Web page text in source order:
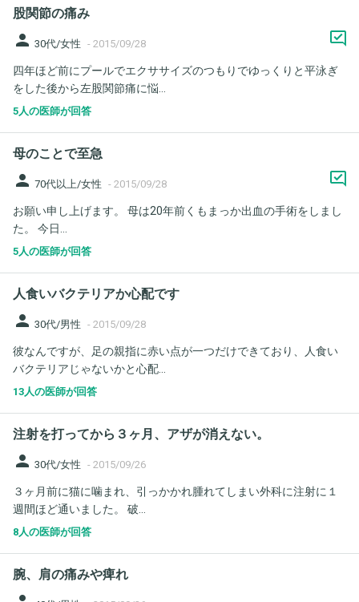
股関節の痛み
person 30代/女性 - 2015/09/28
四年ほど前にプールでエクササイズのつもりでゆっくりと平泳ぎ
をした後から左股関節痛に悩...
5人の医師が回答
母のことで至急
person 70代以上/女性 - 2015/09/28
お願い申し上げます。 母は20年前くもまっか出血の手術をしまし
た。 今日...
5人の医師が回答
人食いバクテリアか心配です
person 30代/男性 - 2015/09/28
彼なんですが、足の親指に赤い点が一つだけできており、人食い
バクテリアじゃないかと心配...
13人の医師が回答
注射を打ってから３ヶ月、アザが消えない。
person 30代/女性 - 2015/09/26
３ヶ月前に猫に噛まれ、引っかかれ腫れてしまい外科に注射に１
週間ほど通いました。 破...
8人の医師が回答
腕、肩の痛みや痺れ